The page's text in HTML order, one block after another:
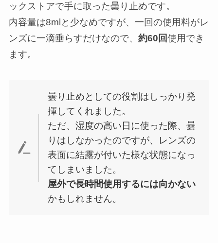
ックストアで手に取った曇り止めです。
内容量は8mlと少なめですが、一回の使用料がレ
ンズに一滴垂らすだけなので、 約60回使用でき
ます。
曇り止めとしての役割はしっかり発
揮してくれました。
ただ、湿度の高い日に使った際、曇
りはしなかったのですが、レンズの
表面に結露が付いた様な状態になっ
てしまいました。
屋外で長時間使用するには向かない
かもしれません。